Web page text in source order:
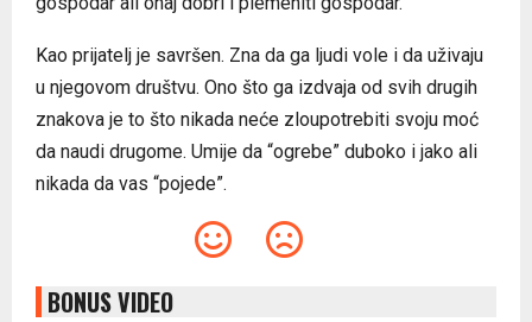
Kao prijatelj je savršen. Zna da ga ljudi vole i da uživaju
u njegovom društvu. Ono što ga izdvaja od svih drugih
znakova je to što nikada neće zloupotrebiti svoju moć
da naudi drugome. Umije da “ogrebe” duboko i jako ali
nikada da vas “pojede”.
BONUS VIDEO